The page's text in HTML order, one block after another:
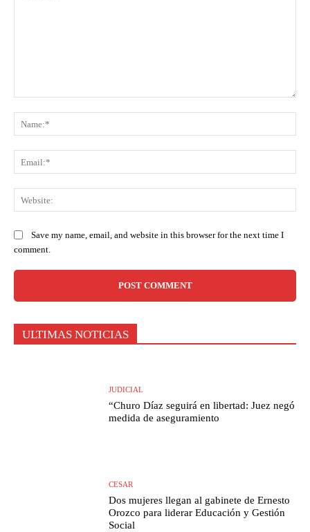
Save my name, email, and website in this browser for the next time I
comment.
ULTIMAS NOTICIAS
JUDICIAL
“Churo Díaz seguirá en libertad: Juez negó
medida de aseguramiento
CESAR
Dos mujeres llegan al gabinete de Ernesto
Orozco para liderar Educación y Gestión
Social